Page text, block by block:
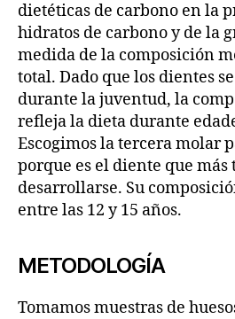
dietéticas de carbono en la
hidratos de carbono y de la
medida de la composición
total. Dado que los dientes
durante la juventud, la
refleja la dieta durante
Escogimos la tercera molar
porque es el diente que más
desarrollarse. Su
entre las 12 y 15 años.
METODOLOGÍA
Tomamos muestras de